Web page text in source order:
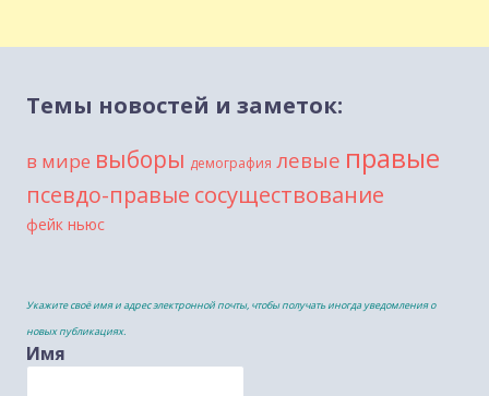
Темы новостей и заметок:
в мире выборы демография левые правые
псевдо-правые сосуществование
фейк ньюс
Укажите своё имя и адрес электронной почты, чтобы получать иногда уведомления о
новых публикациях.
Имя